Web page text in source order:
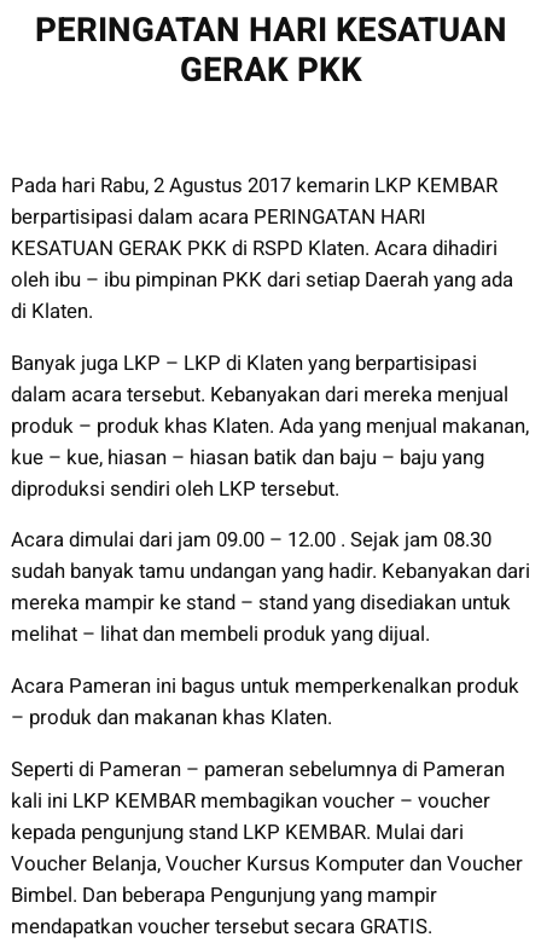
PERINGATAN HARI KESATUAN
GERAK PKK
Pada hari Rabu, 2 Agustus 2017 kemarin LKP KEMBAR
berpartisipasi dalam acara PERINGATAN HARI
KESATUAN GERAK PKK di RSPD Klaten. Acara dihadiri
oleh ibu – ibu pimpinan PKK dari setiap Daerah yang ada
di Klaten.
Banyak juga LKP – LKP di Klaten yang berpartisipasi
dalam acara tersebut. Kebanyakan dari mereka menjual
produk – produk khas Klaten. Ada yang menjual makanan,
kue – kue, hiasan – hiasan batik dan baju – baju yang
diproduksi sendiri oleh LKP tersebut.
Acara dimulai dari jam 09.00 – 12.00 . Sejak jam 08.30
sudah banyak tamu undangan yang hadir. Kebanyakan dari
mereka mampir ke stand – stand yang disediakan untuk
melihat – lihat dan membeli produk yang dijual.
Acara Pameran ini bagus untuk memperkenalkan produk
– produk dan makanan khas Klaten.
Seperti di Pameran – pameran sebelumnya di Pameran
kali ini LKP KEMBAR membagikan voucher – voucher
kepada pengunjung stand LKP KEMBAR. Mulai dari
Voucher Belanja, Voucher Kursus Komputer dan Voucher
Bimbel. Dan beberapa Pengunjung yang mampir
mendapatkan voucher tersebut secara GRATIS.